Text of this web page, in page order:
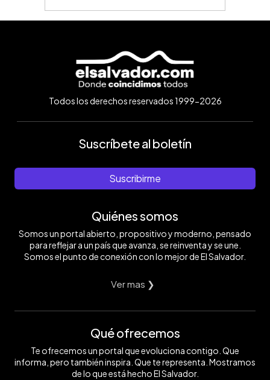
Todos los derechos reservados 1999-2026
Suscríbete al boletín
Suscribirme
Quiénes somos
Somos un portal abierto, propositivo y moderno, pensado
para reflejar a un país que avanza, se reinventa y se une.
Somos el punto de conexión con lo mejor de El Salvador.
Ver mas ❯
Qué ofrecemos
Te ofrecemos un portal que evoluciona contigo. Que
informa, pero también inspira. Que te representa. Mostramos
de lo que está hecho El Salvador.